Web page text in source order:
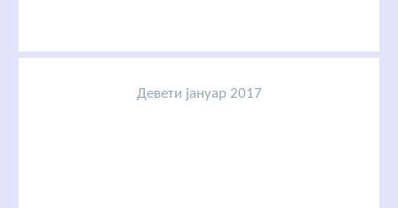
Девети јануар 2017